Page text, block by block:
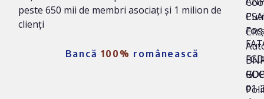
peste 650 mii de membri asociați și 1 milion de
clienți
Bancă 100% românească
01-